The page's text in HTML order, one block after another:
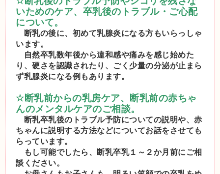
いためのケア、卒乳後のトラブル・ご心配
について。
断乳の後に、初めて乳腺炎になる方もいらっしゃ
います。
自然卒乳数年後から違和感や痛みを感じ始めた
り、硬さを認識されたり、ごく少量の分泌が止まら
ず乳腺炎になる例もあります。
☆断乳前からの乳房ケア、断乳前の赤ちゃ
んのメンタルケアのご相談。
断乳卒乳後のトラブル予防についての説明や、赤
ちゃんに説明する方法などについてお話をさせても
らっています。
もし可能でしたら、断乳卒乳１～２か月前にご相
談ください。